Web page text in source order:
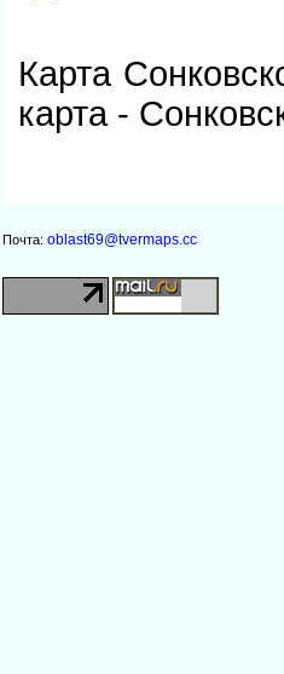
Карта
карта -
Почта: oblast69@tvermaps.cc